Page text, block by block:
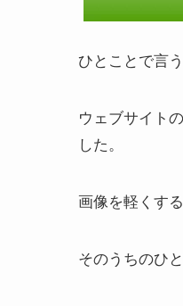
ひとことで言
ウェブサイト
した。
画像を軽くす
そのうちのひ